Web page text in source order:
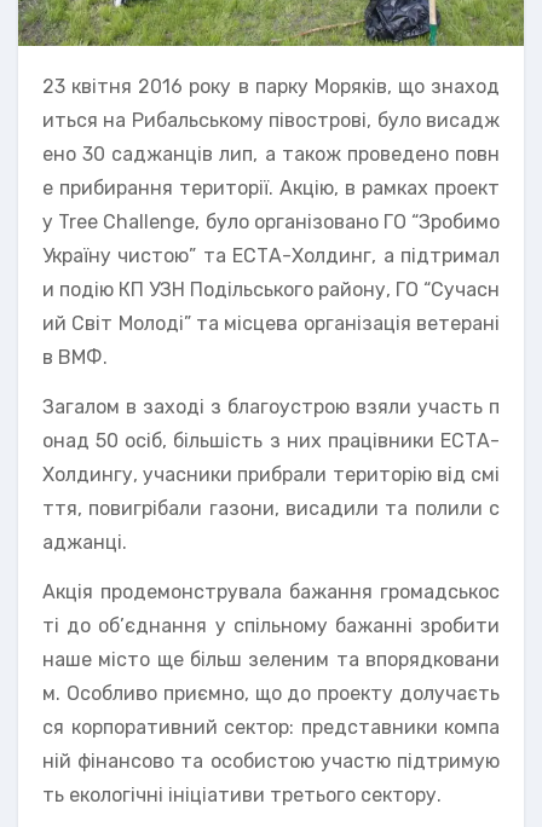
23 квітня 2016 року в парку Моряків, що знаход
иться на Рибальському півострові, було висадж
ено 30 саджанців лип, а також проведено повн
е прибирання території. Акцію, в рамках проект
у Tree Challenge, було організовано ГО “Зробимо
Україну чистою” та ЕСТА-Холдинг, а підтримал
и подію КП УЗН Подільського району, ГО “Сучасн
ий Світ Молоді” та місцева організація ветерані
в ВМФ.
Загалом в заході з благоустрою взяли участь п
онад 50 осіб, більшість з них працівники ЕСТА-
Холдингу, учасники прибрали територію від смі
ття, повигрібали газони, висадили та полили с
аджанці.
Акція продемонструвала бажання громадськос
ті до об’єднання у спільному бажанні зробити
наше місто ще більш зеленим та впорядковани
м. Особливо приємно, що до проекту долучаєть
ся корпоративний сектор: представники компа
ній фінансово та особистою участю підтримую
ть екологічні ініціативи третього сектору.